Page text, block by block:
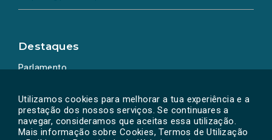
Utilizamos cookies para melhorar a tua experiência e a
prestação dos nossos serviços. Se continuares a
navegar, consideramos que aceitas essa utilização.
Mais informação sobre Cookies, Termos de Utilização
Destaques
Parlamento